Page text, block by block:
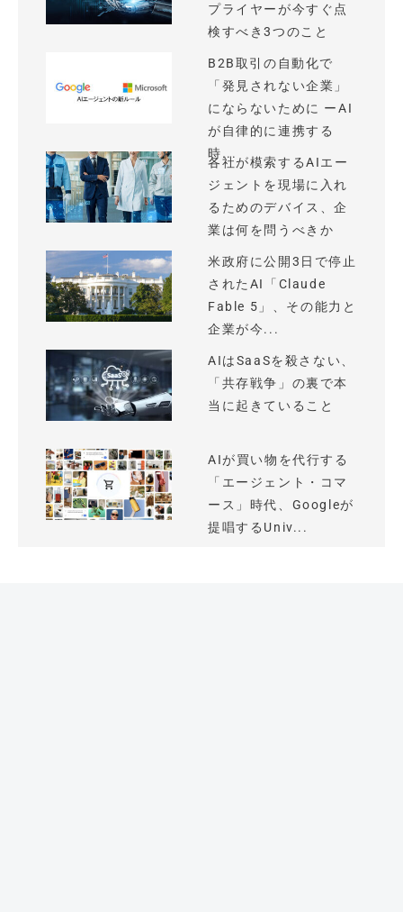
プライヤーが今すぐ点
検すべき3つのこと
B2B取引の自動化で
「発見されない企業」
にならないために ーAI
が自律的に連携する
時...
各社が模索するAIエー
ジェントを現場に入れ
るためのデバイス、企
業は何を問うべきか
米政府に公開3日で停止
されたAI「Claude
Fable 5」、その能力と
企業が今...
AIはSaaSを殺さない、
「共存戦争」の裏で本
当に起きていること
AIが買い物を代行する
「エージェント・コマ
ース」時代、Googleが
提唱するUniv...